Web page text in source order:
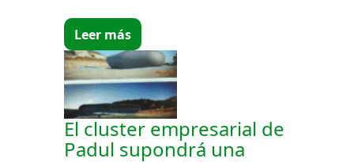
Leer más
El cluster empresarial de
Padul supondrá una